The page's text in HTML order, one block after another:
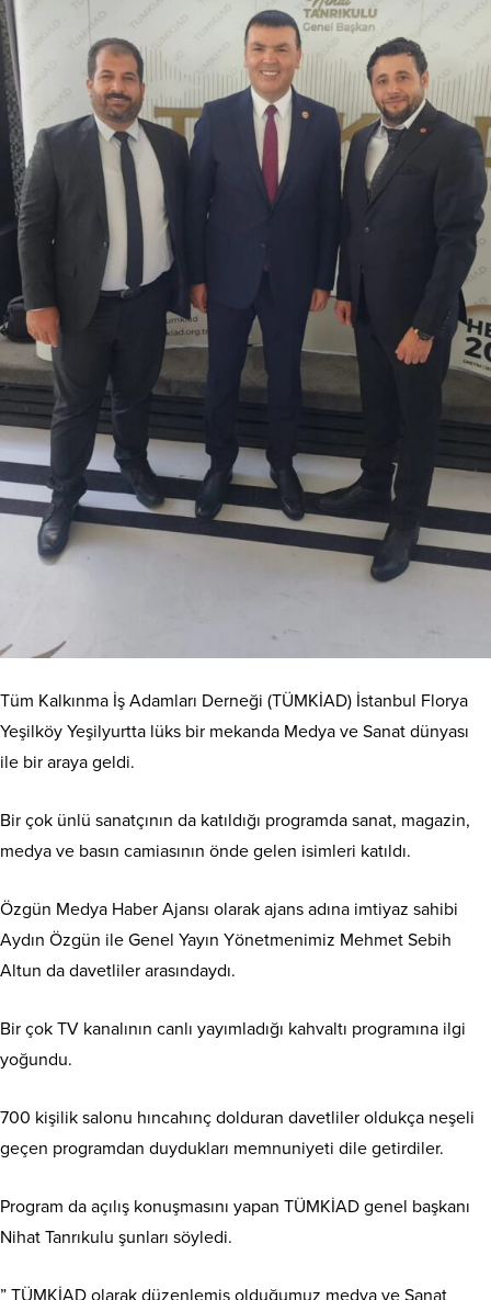
Tüm Kalkınma İş Adamları Derneği (TÜMKİAD) İstanbul Florya
Yeşilköy Yeşilyurtta lüks bir mekanda Medya ve Sanat dünyası
ile bir araya geldi.
Bir çok ünlü sanatçının da katıldığı programda sanat, magazin,
medya ve basın camiasının önde gelen isimleri katıldı.
Özgün Medya Haber Ajansı olarak ajans adına imtiyaz sahibi
Aydın Özgün ile Genel Yayın Yönetmenimiz Mehmet Sebih
Altun da davetliler arasındaydı.
Bir çok TV kanalının canlı yayımladığı kahvaltı programına ilgi
yoğundu.
700 kişilik salonu hıncahınç dolduran davetliler oldukça neşeli
geçen programdan duydukları memnuniyeti dile getirdiler.
Program da açılış konuşmasını yapan TÜMKİAD genel başkanı
Nihat Tanrıkulu şunları söyledi.